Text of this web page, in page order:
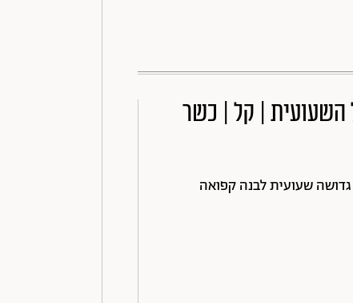
בישול השעועית | קל | כשר